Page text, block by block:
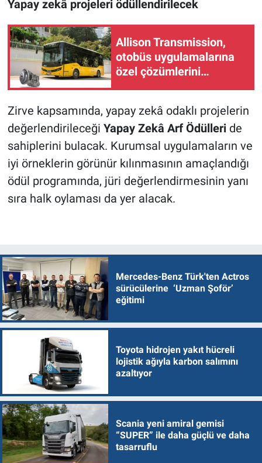
Yapay zekâ projeleri ödüllendirilecek
Allison Transmission,
otobüs uygulamalarına
özel çözümlerini
Zirve kapsamında, yapay zekâ odaklı projelerin
değerlendirileceği Yapay Zekâ Arf Ödülleride
sahiplerini bulacak. Kurumsal uygulamaların ve
iyi örneklerin görünür kılınmasının amaçlandığı
ödül programında, jüri değerlendirmesinin yanı
sıra halk oylaması da yer alacak.
Mercedes-Benz Türk'ten Actros
sürücülerine ‘Uzman Şoför’
eğitimi
Toyota hidrojen yakıt hücreli
lojistik ağıyla karbon salımını
azaltıyor
Scania yeni amiral gemisi
“SUPER” ile daha güçlü ve daha
tasarruflu